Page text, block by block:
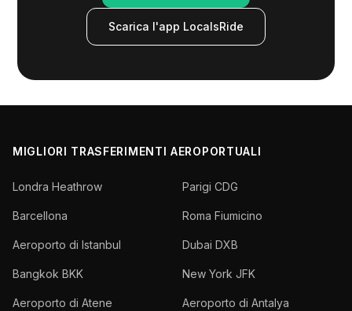
Scarica l'app LocalsRide
MIGLIORI TRASFERIMENTI AEROPORTUALI
Londra Heathrow Parigi CDG
Barcellona Roma Fiumicino
Aeroporto di Istanbul Dubai DXB
Bangkok BKK New York JFK
Aeroporto di Atene Aeroporto di Antalya